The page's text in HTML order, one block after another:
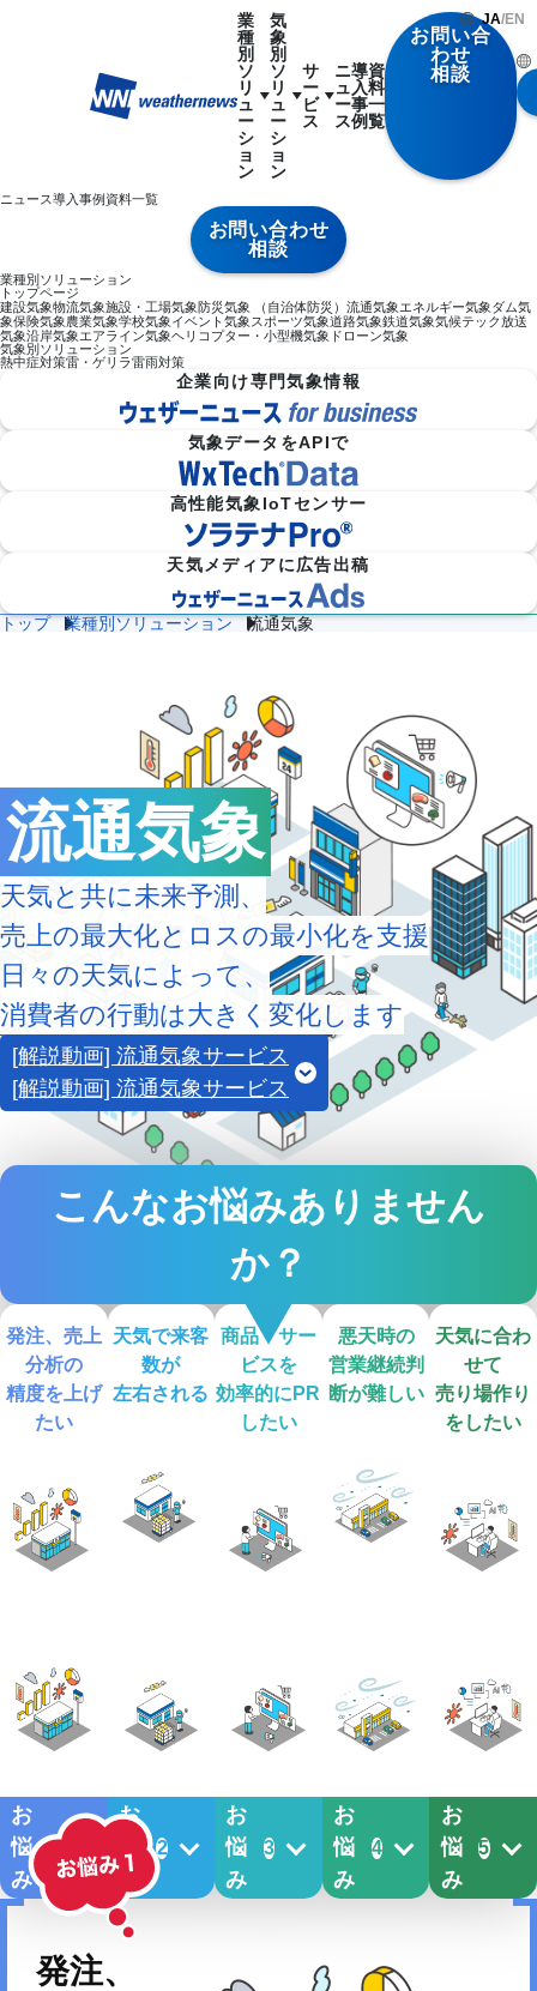
業
種
別
ソ
リ
ュ
ー
シ
ョ
ン
気
象
気象
流
通
気
象
エ
ネ
ル
ギ
ー
象
ダム
気象
保険
気象
農
業
気
象
学
校
気
象
イベ
ント
気象
スポ
ーツ
気象
道
路
気
象
鉄
道
気
気候
テッ
ク
放送
沿
岸
象
エ
ア
ラ
イ
ン
気
象
ヘリ
ー・
小型
機気
ーン
気象
気
象
別
ソ
リ
ュ
ー
シ
ョ
ン
サ
ー
ビ
ス
企業向け専門気象情報
ニ
ュ
ー
ス
導
入
事
例
資
料
一
覧
お問い合
わせ
相談
ニュース導入事例資料一覧
お問い合わせ
相談
業種別ソリューション
トップページ
建設気象物流気象施設・工場気象防災気象 （自治体防災） 流通気象エネルギー気象ダム気
象保険気象農業気象学校気象イベント気象スポーツ気象道路気象鉄道気象気候テック放送
気象沿岸気象エアライン気象ヘリコプター・小型機気象 ドローン気象
気象別ソリューション
熱中症対策雷・ゲリラ雷雨対策
企業向け専門気象情報
気象データをAPIで
高性能気象IoTセンサー
天気メディアに広告出稿
JA/EN
トップ 業種別ソリューション 流通気象
流通気象
天気と共に未来予測、
売上の最大化とロスの最小化を支援
日々の天気によって、
消費者の行動は大きく変化します
[解説動画] 流通気象サービス
[解説動画] 流通気象サービス
こんなお悩みありません
か？
発注、売上
分析の
精度を上げ
たい
お
悩
み
1
天気で来客
数が
左右される
お
悩
み
2
商品・サー
ビスを
効率的にPR
したい
お
悩
み
3
悪天時の
営業継続判
断が難しい
お
悩
み
4
天気に合わ
せて
売り場作り
をしたい
お
悩
み
5
発注、